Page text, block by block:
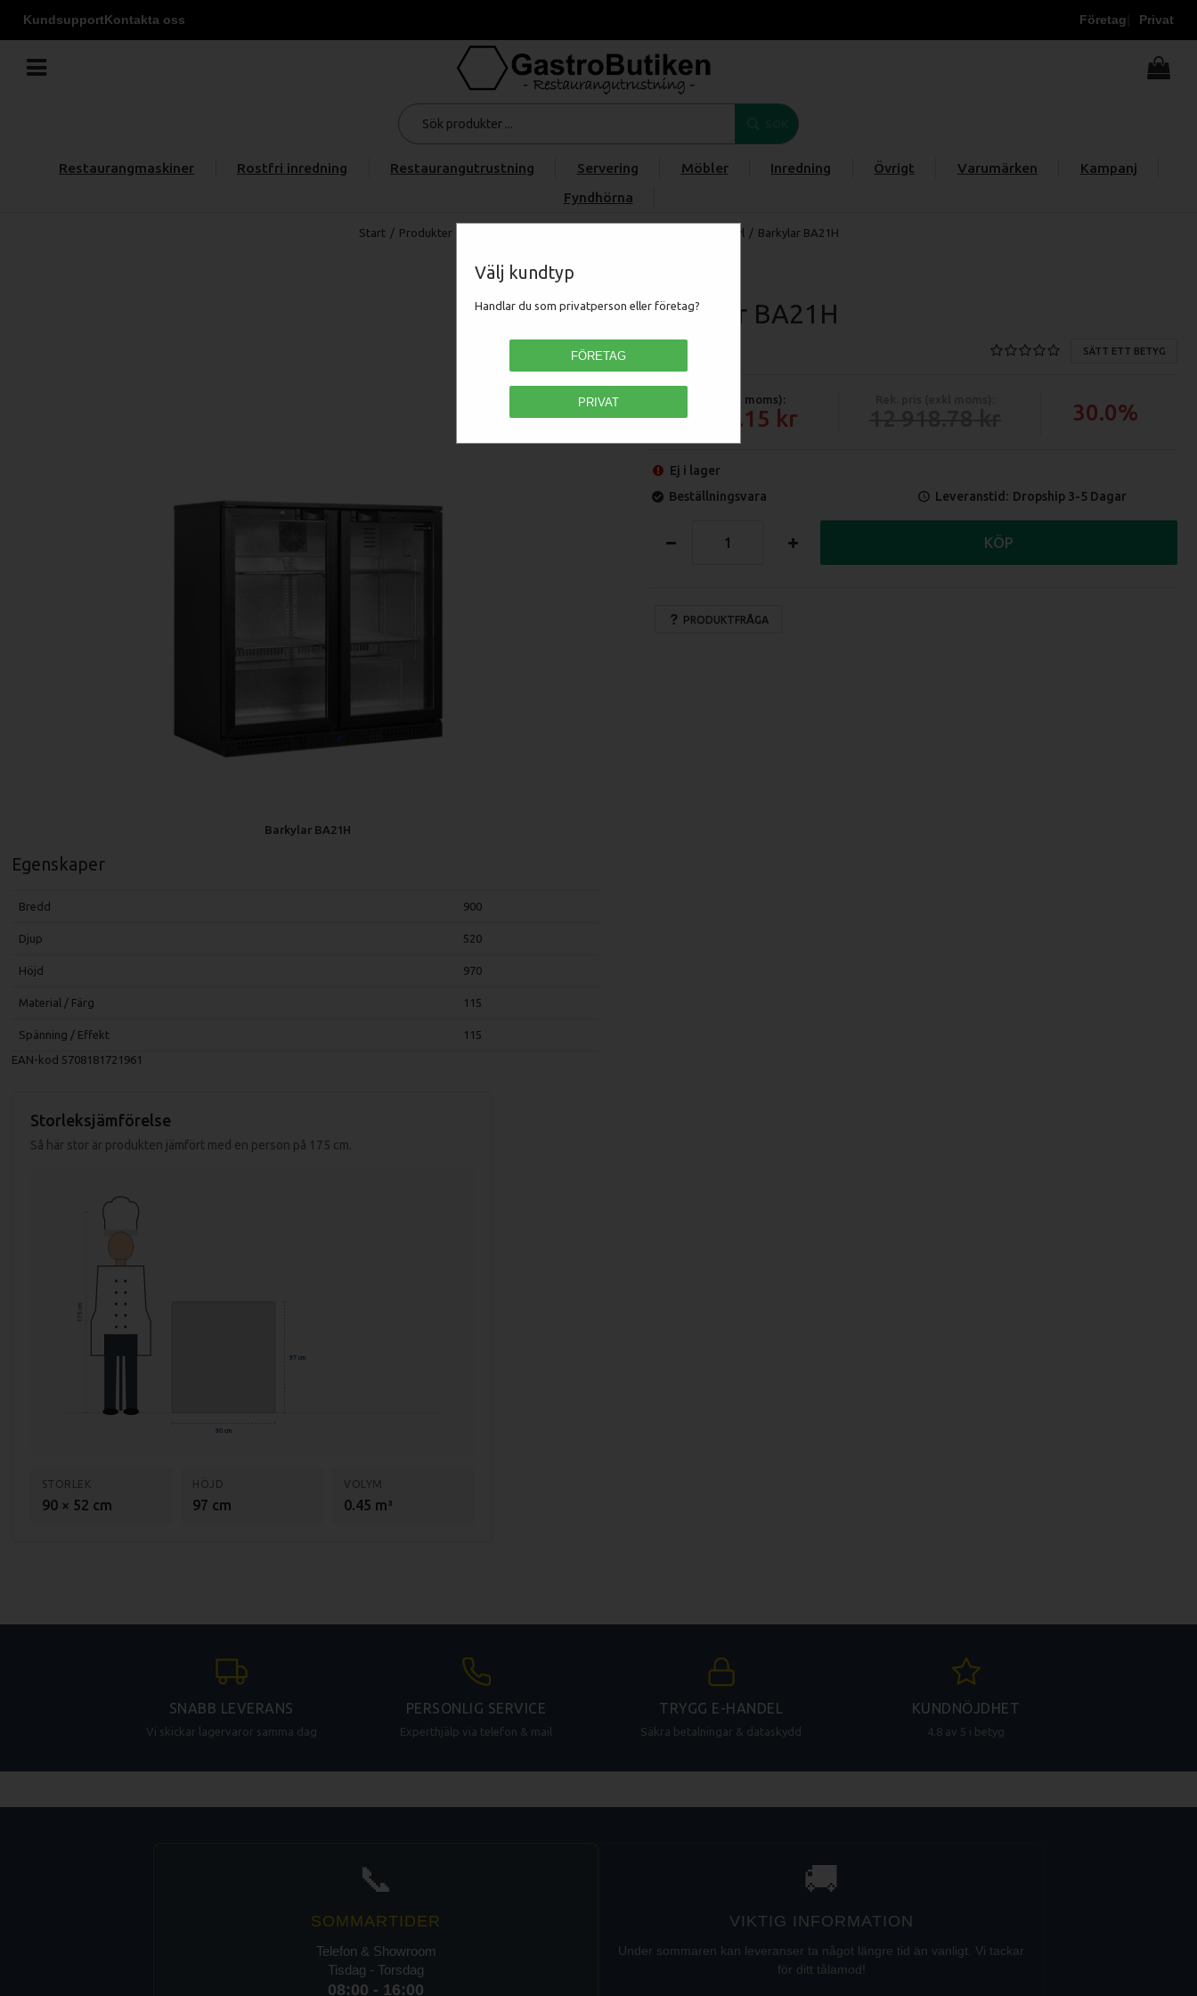
KundsupportKontakta oss Företag Privat
Välj kundtyp
Handlar du som privatperson eller företag?
FÖRETAG
PRIVAT
Restaurangmaskiner Rostfri inredning Restaurangutrustning Servering Möbler Inredning Övrigt Varumärken
Kampanj
Fyndhörna
Start / Produkter Drickakyl & Ölkyl / Barkylar BA21H
Barkylar BA21H
Barkylar BA21H
SÄTT ETT BETYG
Pris (exkl moms):
9 043.15 30.0%
Ej i lager
Beställningsvara
Leveranstid: Dropship 3-5 Dagar
PRODUKTFRÅGA
KÖP
Egenskaper
Bredd 900
Djup 520
Höjd 970
Material / Färg 115
Spänning / Effekt
115
EAN-kod 5708181721961
Storleksjämförelse
Så här stor är produkten jämfört med en person på 175 cm.
175 cm
97 cm
90 cm
STORLEK
90 × 52 cm
HÖJD
97 cm
VOLYM
0.45 m³
SNABB LEVERANS
Vi skickar lagervaror samma dag
PERSONLIG SERVICE
Experthjälp via telefon & mail
TRYGG E-HANDEL
Säkra betalningar & dataskydd
KUNDNÖJDHET
4.8 av 5 i betyg
📞
SOMMARTIDER
Telefon & Showroom
Tisdag - Torsdag
08:00 - 16:00
🚚
VIKTIG INFORMATION
Under sommaren kan leveranser ta något längre tid än vanligt. Vi tackar
för ditt tålamod!